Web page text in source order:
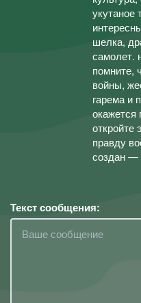
укутаное
шелка,
самолет.
помните,
войны,
гарема и плач
окажется
откройте
правду
создан —
Текст сообщения: